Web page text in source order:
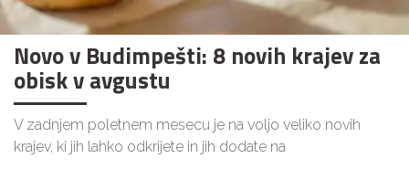
Novo v Budimpešti: 8 novih krajev za
obisk v avgustu
V zadnjem poletnem mesecu je na voljo veliko novih
krajev, ki jih lahko odkrijete in jih dodate na